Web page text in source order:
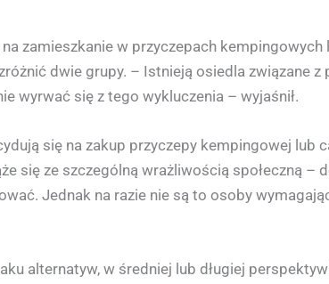
zamieszkanie w przyczepach kempingowych
dwie grupy. – Istnieją osiedla związane z
wyrwać się z tego wykluczenia – wyjaśnił.
się na zakup przyczepy kempingowej lub
się ze szczególną wrażliwością społeczną –
Jednak na razie nie są to osoby
alternatyw, w średniej lub długiej